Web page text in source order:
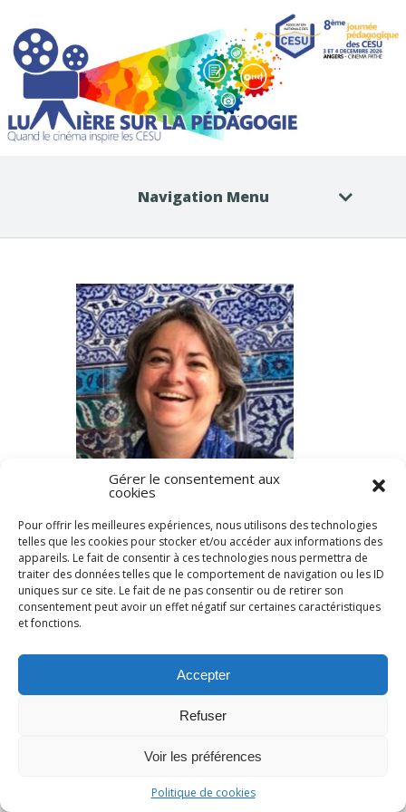
Gérer le consentement aux
cookies
Pour offrir les meilleures expériences, nous utilisons des technologies
telles que les cookies pour stocker et/ou accéder aux informations des
appareils. Le fait de consentir à ces technologies nous permettra de
traiter des données telles que le comportement de navigation ou les ID
uniques sur ce site. Le fait de ne pas consentir ou de retirer son
consentement peut avoir un effet négatif sur certaines caractéristiques
et fonctions.
Accepter
Refuser
Voir les préférences
Politique de cookies
Navigation Menu
Rechercher :